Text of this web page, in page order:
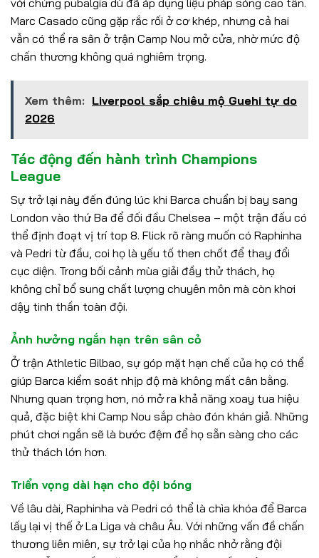
Marc Casado cũng gặp rắc rối ở cơ khép, nhưng cả hai
vẫn có thể ra sân ở trận Camp Nou mở cửa, nhờ mức độ
chấn thương không quá nghiêm trọng.
Xem thêm: Liverpool sắp chiêu mộ Guehi tự do
2026
Tác động đến hành trình Champions
League
Sự trở lại này đến đúng lúc khi Barca chuẩn bị bay sang
London vào thứ Ba để đối đầu Chelsea – một trận đấu có
thể định đoạt vị trí top 8. Flick rõ ràng muốn có Raphinha
và Pedri từ đầu, coi họ là yếu tố then chốt để thay đổi
cục diện. Trong bối cảnh mùa giải đầy thử thách, họ
không chỉ bổ sung chất lượng chuyên môn mà còn khơi
dậy tinh thần toàn đội.
Ảnh hưởng ngắn hạn trên sân cỏ
Ở trận Athletic Bilbao, sự góp mặt hạn chế của họ có thể
giúp Barca kiểm soát nhịp độ mà không mất cân bằng.
Nhưng quan trọng hơn, nó mở ra khả năng xoay tua hiệu
quả, đặc biệt khi Camp Nou sắp chào đón khán giả. Những
phút chơi ngắn sẽ là bước đệm để họ sẵn sàng cho các
thử thách lớn hơn.
Triển vọng dài hạn cho đội bóng
Về lâu dài, Raphinha và Pedri có thể là chìa khóa để Barca
lấy lại vị thế ở La Liga và châu Âu. Với những vấn đề chấn
thương liên miên, sự trở lại của họ nhắc nhở rằng đội